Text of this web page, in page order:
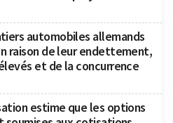
automobiles allemands
raison de leur endettement,
et de la concurrence
estime que les options